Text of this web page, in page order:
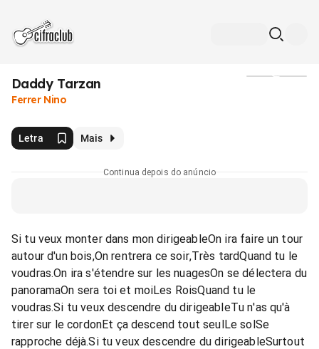
Daddy Tarzan
Ferrer Nino
Letra Mais
Continua depois do anúncio
Si tu veux monter dans mon dirigeableOn ira faire un tour
autour d'un bois,On rentrera ce soir,Très tardQuand tu le
voudras.On ira s'étendre sur les nuagesOn se délectera du
panoramaOn sera toi et moiLes RoisQuand tu le
voudras.Si tu veux descendre du dirigeableTu n'as qu'à
tirer sur le cordonEt ça descend tout seulLe solSe
rapproche déjà.Si tu veux descendre du dirigeableSurtout